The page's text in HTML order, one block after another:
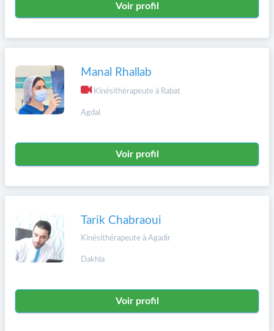
Voir profil
Manal Rhallab
Kinésithérapeute à Rabat
Agdal
Voir profil
Tarik Chabraoui
Kinésithérapeute à Agadir
Dakhla
Voir profil